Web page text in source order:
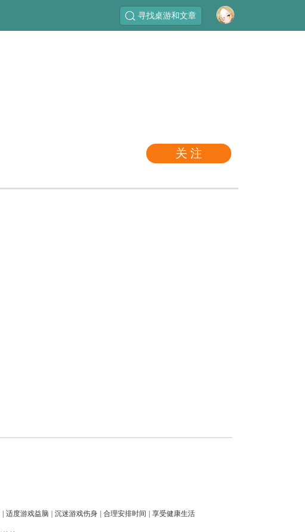
寻找桌游和文章
关 注
适度游戏益脑 沉迷游戏伤身 合理安排时间
享受健康生活